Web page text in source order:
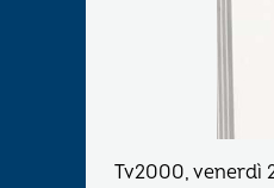
Tv2000, venerdì